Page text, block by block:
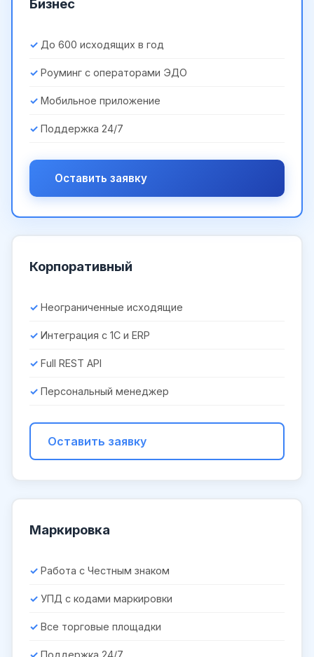
Бизнес
До 600 исходящих в год
Роуминг с операторами ЭДО
Мобильное приложение
Поддержка 24/7
Оставить заявку
Корпоративный
Неограниченные исходящие
Интеграция с 1С и ERP
Full REST API
Персональный менеджер
Оставить заявку
Маркировка
Работа с Честным знаком
УПД с кодами маркировки
Все торговые площадки